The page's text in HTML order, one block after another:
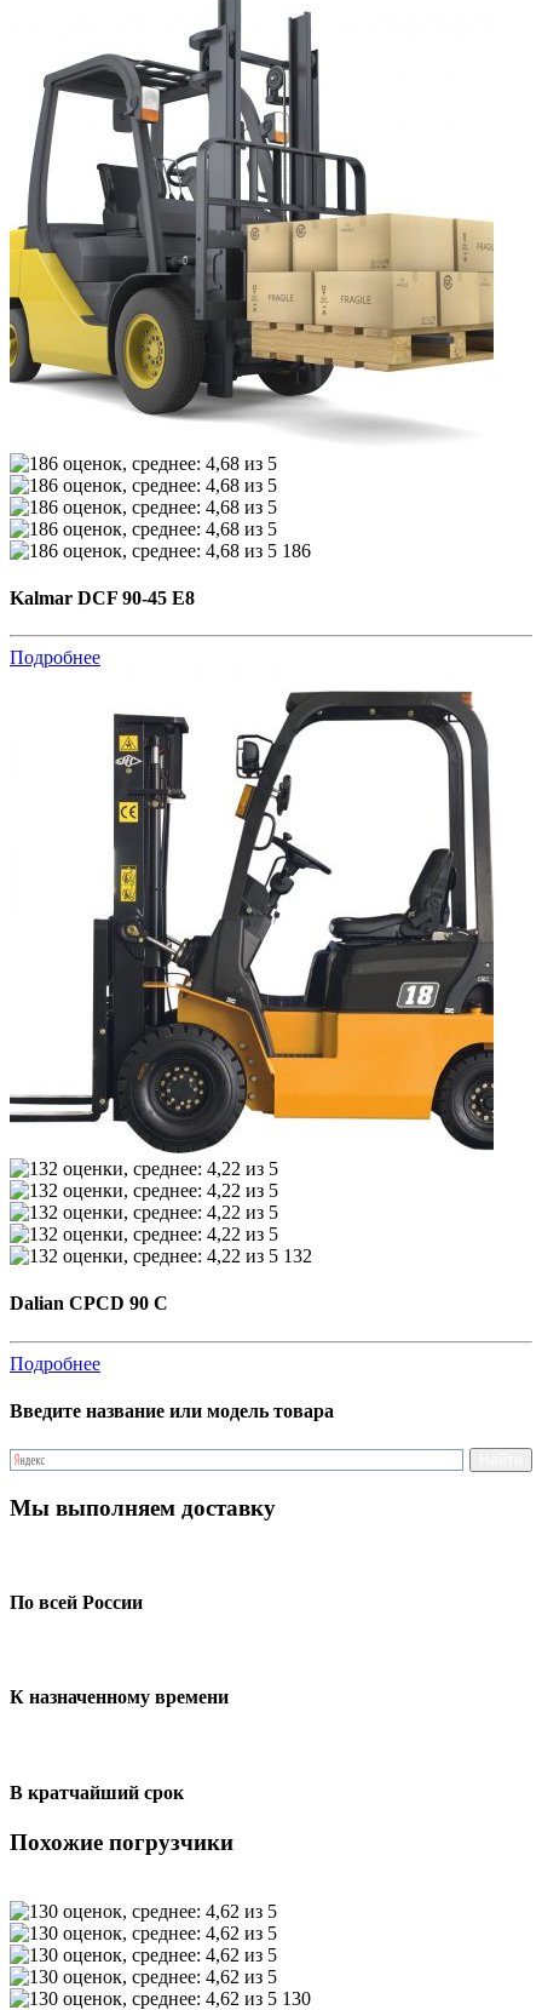
186
Kalmar DCF 90-45 E8
Подробнее
132
Dalian CPCD 90 C
Подробнее
Введите название или модель товара
Мы выполняем доставку
По всей России
К назначенному времени
В кратчайший срок
Похожие погрузчики
130